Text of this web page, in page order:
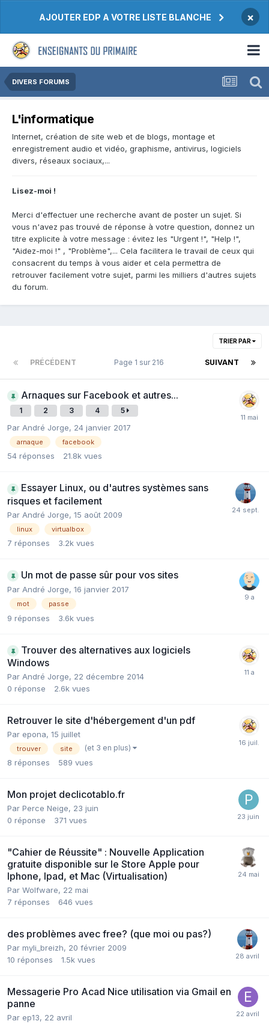
AJOUTER EDP A VOTRE LISTE BLANCHE ×
DIVERS FORUMS
L'informatique
Internet, création de site web et de blogs, montage et
enregistrement audio et vidéo, graphisme, antivirus, logiciels
divers, réseaux sociaux,...
Lisez-moi !
Merci d'effectuer une recherche avant de poster un sujet. Si
vous n'avez pas trouvé de réponse à votre question, donnez un
titre explicite à votre message : évitez les "Urgent !", "Help !",
"Aidez-moi !" , "Problème",... Cela facilitera le travail de ceux qui
consacrent du temps à vous aider et cela permettra de
retrouver facilement votre sujet, parmi les milliers d'autres sujets
du forum.
TRIER PAR
PRÉCÉDENT SUIVANT
Page 1 sur 216
Arnaques sur Facebook et autres...
1 2 3 4 5
Par André Jorge, 24 janvier 2017
arnaque facebook
54 réponses 21.8k vues
Essayer Linux, ou d'autres systèmes sans
risques et facilement
Par André Jorge, 15 août 2009
linux virtualbox
7 réponses 3.2k vues
Un mot de passe sûr pour vos sites
Par André Jorge, 16 janvier 2017
mot passe
9 réponses 3.6k vues
Trouver des alternatives aux logiciels
Windows
Par André Jorge, 22 décembre 2014
0 réponse 2.6k vues
Retrouver le site d'hébergement d'un pdf
Par epona, 15 juillet
trouver site (et 3 en plus)
8 réponses 589 vues
Mon projet declicotablo.fr
Par Perce Neige, 23 juin
0 réponse 371 vues
"Cahier de Réussite" : Nouvelle Application
gratuite disponible sur le Store Apple pour
Iphone, Ipad, et Mac (Virtualisation)
Par Wolfware, 22 mai
7 réponses 646 vues
des problèmes avec free? (que moi ou pas?)
Par myli_breizh, 20 février 2009
10 réponses 1.5k vues
Messagerie Pro Acad Nice utilisation via Gmail en
panne
Par ep13, 22 avril